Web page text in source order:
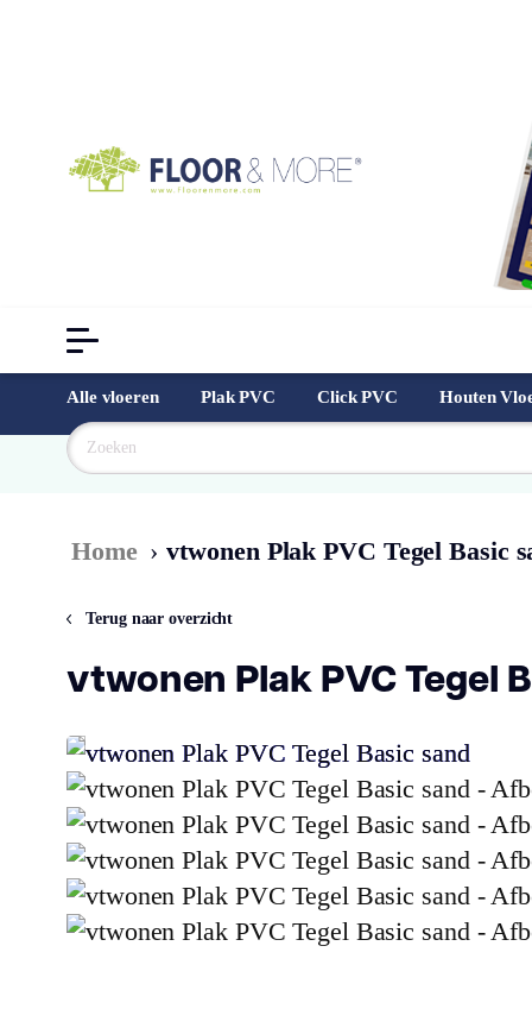
Alle vloeren Plak PVC Click PVC Houten
Home › vtwonen Plak PVC Tegel Basic
Terug naar overzicht
vtwonen Plak PVC Tegel